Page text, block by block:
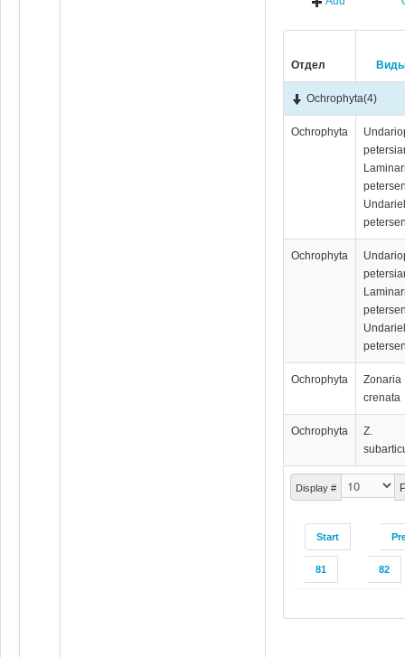
Отдел
Display #
Start
81 82
Ochrophyta(4)
Ochrophyta
Ochrophyta
Ochrophyta
Zonaria
crenata
Ochrophyta
Z.